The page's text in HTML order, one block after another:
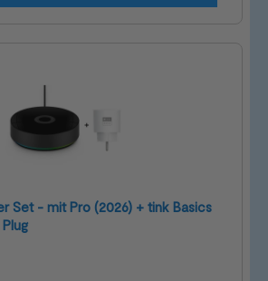
Set - mit Pro (2026) + tink Basics